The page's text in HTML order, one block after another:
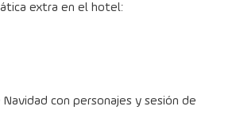
extra en el hotel:
con personajes y sesión de